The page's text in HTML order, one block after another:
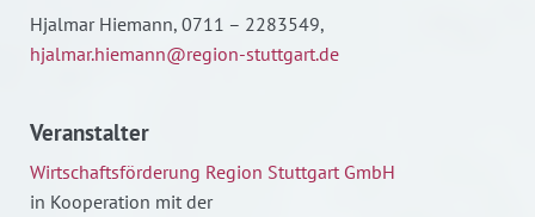
Hjalmar Hiemann, 0711 – 2283549,
hjalmar.hiemann@region-stuttgart.de
Veranstalter
Wirtschaftsförderung Region Stuttgart GmbH
in Kooperation mit der